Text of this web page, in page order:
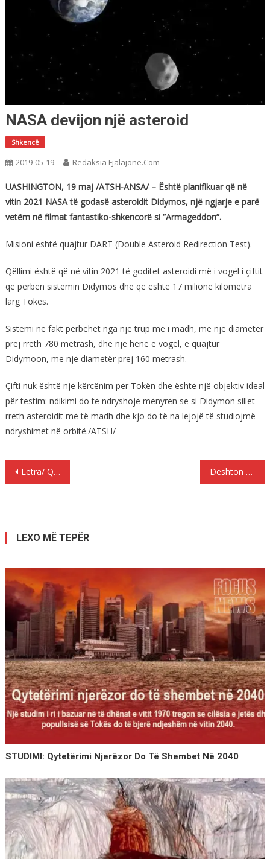
NASA devijon një asteroid
Shkencë
2019-05-19 Redaksia Fjalajone.com
UASHINGTON, 19 maj /ATSH-ANSA/ – Është planifikuar që në
vitin 2021 NASA të godasë asteroidit Didymos, një ngjarje e parë
vetëm në filmat fantastiko-shkencorë si ”Armageddon”.
Misioni është quajtur DART (Double Asteroid Redirection Test).
Qëllimi është që në vitin 2021 të goditet asteroidi më i vogël i çiftit
që përbën sistemin Didymos dhe që është 17 milionë kilometra
larg Tokës.
Sistemi në fakt përbëhet nga një trup më i madh, me një diametër
prej rreth 780 metrash, dhe një hënë e vogël, e quajtur
Didymoon, me një diametër prej 160 metrash.
Çifti nuk është një kërcënim për Tokën dhe është një objektiv ideal
për testim: ndikimi do të ndryshojë mënyrën se si Didymon sillet
rreth asteroidit më të madh dhe kjo do të na lejojë të studiojmë
ndryshimet në orbitë./ATSH/
Lëvizje
Letra/ Qeveria gjermane pro Shqipërisë, i kërkon Budenstagut të votojë hapjen e bisedimeve Dështon qeveria Rama, Frontex nis operacionin e parë në Shqipëri
LEXO MË TEPËR
STUDIMI: Qytetërimi Njerëzor Do Të Shembet Në 2040